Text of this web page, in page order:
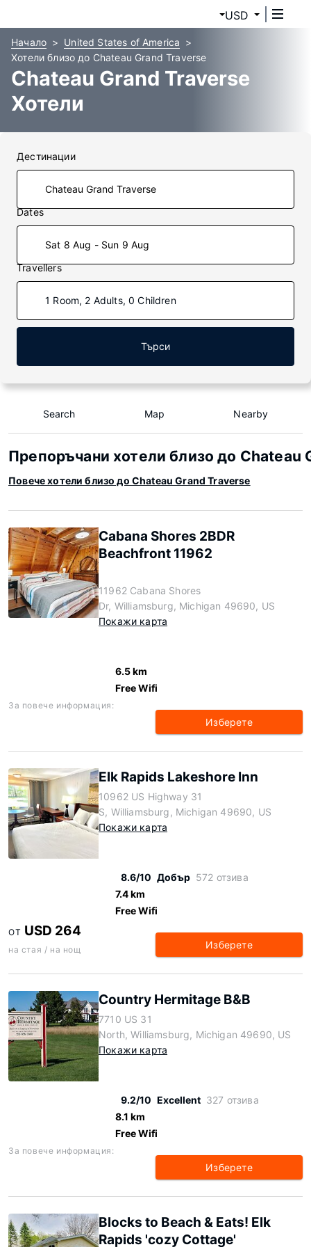
USD
Начало
United States of America
Хотели близо до Chateau Grand Traverse
Chateau Grand Traverse
Хотели
Дестинации
Dates
Sat 8 Aug - Sun 9 Aug
Travellers
1 Room, 2 Adults, 0 Children
Търси
Search Map Nearby
Препоръчани хотели близо до Chateau
Повече хотели близо до Chateau Grand Traverse
Cabana Shores 2BDR
Beachfront 11962
11962 Cabana Shores
Dr, Williamsburg, Michigan 49690, US
Покажи карта
6.5 km
Free Wifi
За повече информация:
Изберете
Elk Rapids Lakeshore Inn
10962 US Highway 31
S, Williamsburg, Michigan 49690, US
Покажи карта
8.6/10 Добър 572 отзива
7.4 km
Free Wifi
ОТ USD 264
на стая / на нощ Изберете
Country Hermitage B&B
7710 US 31
North, Williamsburg, Michigan 49690, US
Покажи карта
9.2/10 Excellent 327 отзива
8.1 km
Free Wifi
За повече информация:
Изберете
Blocks to Beach & Eats! Elk
Rapids 'cozy Cottage'